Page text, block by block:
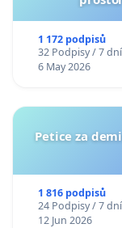
1 172 podpisů
32 Podpisy / 7 dní
6 May 2026
Petice za
1 816 podpisů
24 Podpisy / 7 dní
12 Jun 2026